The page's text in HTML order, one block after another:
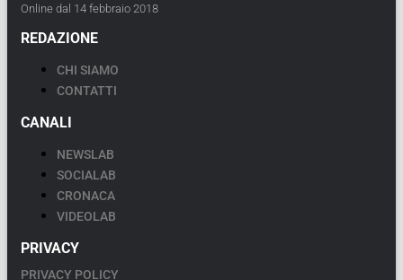
Online dal 14 febbraio 2018
REDAZIONE
CHI SIAMO
CONTATTI
CANALI
NEWSLAB
SOCIALAB
CRONACA
VIDEOLAB
PRIVACY
PRIVACY POLICY